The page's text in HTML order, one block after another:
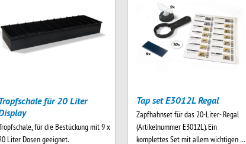
für 20 Liter
für die Bestückung mit 9 x
Liter Dosen geeignet.
Tap set E3012L Regal
Zapfhahnset für das 20-Liter- Regal
(Artikelnummer E3012L). Ein
komplettes Set mit allem wichtigen …